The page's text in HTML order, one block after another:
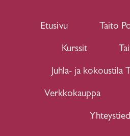
Etusivu Taito
Kurssit
Juhla- ja kokoustila
Verkkokauppa